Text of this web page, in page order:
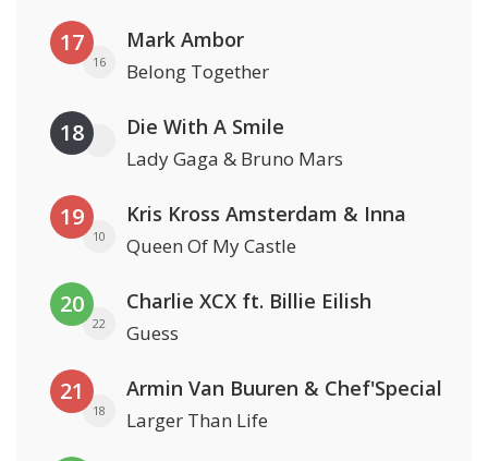
17
16
Mark Ambor
Belong Together
18 Die With A Smile
Lady Gaga & Bruno Mars
19
10
Kris Kross Amsterdam & Inna
Queen Of My Castle
20
22
Charlie XCX ft. Billie Eilish
Guess
21
18
Armin Van Buuren & Chef'Special
Larger Than Life